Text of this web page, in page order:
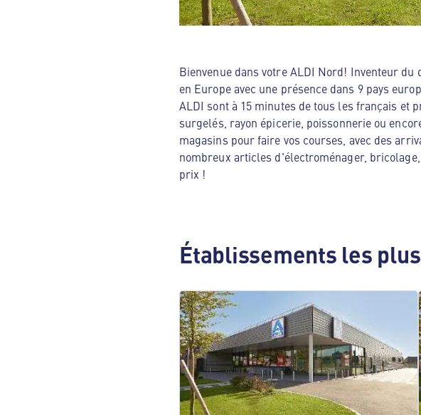
Bienvenue dans votre ALDI Nord! Inventeur
en Europe avec une présence dans 9 pays
ALDI sont à 15 minutes de tous les français et
surgelés, rayon épicerie, poissonnerie ou
magasins pour faire vos courses, avec des
nombreux articles d'électroménager,
prix !
Établissements les